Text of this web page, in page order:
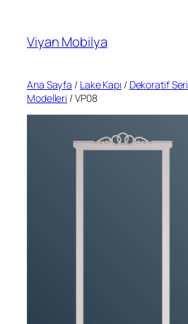
Viyan Mobilya
Ana Sayfa / Lake Kapı / Dekoratif Seri
Modelleri / VP08